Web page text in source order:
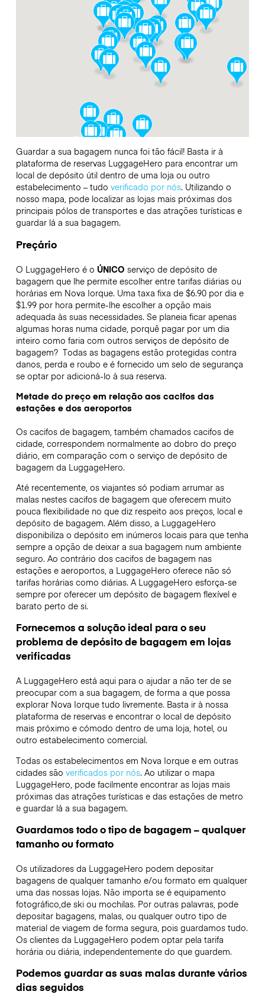
Guardar a sua bagagem nunca foi tão fácil! Basta ir à
plataforma de reservas LuggageHero para encontrar um
local de depósito útil dentro de uma loja ou outro
estabelecimento – tudo verificado por nós. Utilizando o
nosso mapa, pode localizar as lojas mais próximas dos
principais pólos de transportes e das atrações turísticas e
guardar lá a sua bagagem.
Preçário
O LuggageHero é o ÚNICO serviço de depósito de
bagagem que lhe permite escolher entre tarifas diárias ou
horárias em Nova Iorque. Uma taxa fixa de $6.90 por dia e
$1.99 por hora permite-lhe escolher a opção mais
adequada às suas necessidades. Se planeia ficar apenas
algumas horas numa cidade, porquê pagar por um dia
inteiro como faria com outros serviços de depósito de
bagagem? Todas as bagagens estão protegidas contra
danos, perda e roubo e é fornecido um selo de segurança
se optar por adicioná-lo à sua reserva.
Metade do preço em relação aos cacifos das
estações e dos aeroportos
Os cacifos de bagagem, também chamados cacifos de
cidade, correspondem normalmente ao dobro do preço
diário, em comparação com o serviço de depósito de
bagagem da LuggageHero.
Até recentemente, os viajantes só podiam arrumar as
malas nestes cacifos de bagagem que oferecem muito
pouca flexibilidade no que diz respeito aos preços, local e
depósito de bagagem. Além disso, a LuggageHero
disponibiliza o depósito em inúmeros locais para que tenha
sempre a opção de deixar a sua bagagem num ambiente
seguro. Ao contrário dos cacifos de bagagem nas
estações e aeroportos, a LuggageHero oferece não só
tarifas horárias como diárias. A LuggageHero esforça-se
sempre por oferecer um depósito de bagagem flexível e
barato perto de si.
Fornecemos a solução ideal para o seu
problema de depósito de bagagem em lojas
verificadas
A LuggageHero está aqui para o ajudar a não ter de se
preocupar com a sua bagagem, de forma a que possa
explorar Nova Iorque tudo livremente. Basta ir à nossa
plataforma de reservas e encontrar o local de depósito
mais próximo e cómodo dentro de uma loja, hotel, ou
outro estabelecimento comercial.
Todas os estabelecimentos em Nova Iorque e em outras
cidades são verificados por nós. Ao utilizar o mapa
LuggageHero, pode facilmente encontrar as lojas mais
próximas das atrações turísticas e das estações de metro
e guardar lá a sua bagagem.
Guardamos todo o tipo de bagagem – qualquer
tamanho ou formato
Os utilizadores da LuggageHero podem depositar
bagagens de qualquer tamanho e/ou formato em qualquer
uma das nossas lojas. Não importa se é equipamento
fotográfico,de ski ou mochilas. Por outras palavras, pode
depositar bagagens, malas, ou qualquer outro tipo de
material de viagem de forma segura, pois guardamos tudo.
Os clientes da LuggageHero podem optar pela tarifa
horária ou diária, independentemente do que guardem.
Podemos guardar as suas malas durante vários
dias seguidos